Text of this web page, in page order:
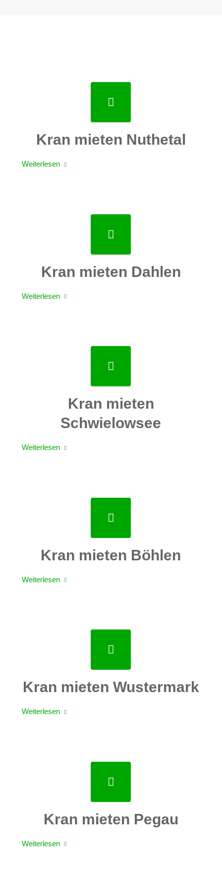
Kran mieten Nuthetal
Weiterlesen
Kran mieten Dahlen
Weiterlesen
Kran mieten
Schwielowsee
Weiterlesen
Kran mieten Böhlen
Weiterlesen
Kran mieten Wustermark
Weiterlesen
Kran mieten Pegau
Weiterlesen